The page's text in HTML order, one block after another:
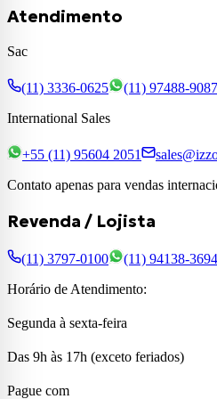
Atendimento
Sac
(11) 3336-0625 (11) 97488-9087
International Sales
+55 (11) 95604 2051
Contato apenas para vendas
Revenda / Lojista
(11) 3797-0100 (11) 94138-3694
Horário de Atendimento:
Segunda à sexta-feira
Das 9h às 17h (exceto feriados)
Pague com